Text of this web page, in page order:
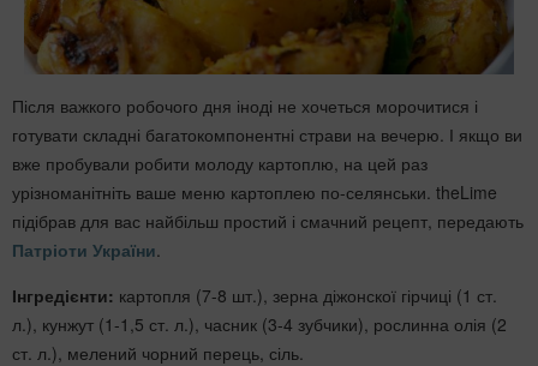
Після важкого робочого дня іноді не хочеться морочитися і
готувати складні багатокомпонентні страви на вечерю. І якщо ви
вже пробували робити молоду картоплю, на цей раз
урізноманітніть ваше меню картоплею по-селянськи. theLime
підібрав для вас найбільш простий і смачний рецепт, передають
Патріоти України
Інгредієнти: картопля (7-8 шт.), зерна діжонскої гірчиці (1 ст.
л.), кунжут (1-1,5 ст. л.), часник (3-4 зубчики), рослинна олія (2
ст. л.), мелений чорний перець, сіль.